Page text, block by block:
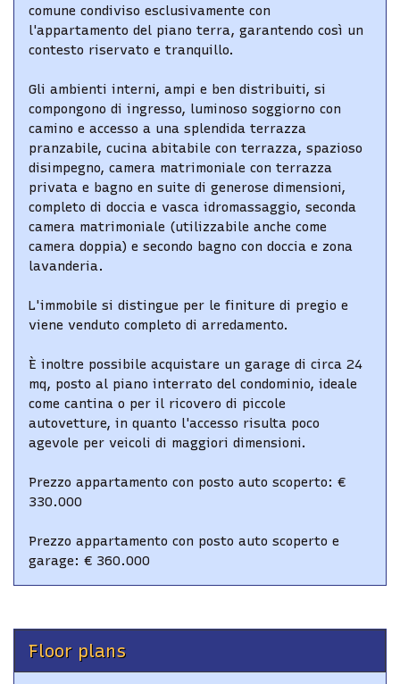
comune condiviso esclusivamente con
l'appartamento del piano terra, garantendo così un
contesto riservato e tranquillo.
Gli ambienti interni, ampi e ben distribuiti, si
compongono di ingresso, luminoso soggiorno con
camino e accesso a una splendida terrazza
pranzabile, cucina abitabile con terrazza, spazioso
disimpegno, camera matrimoniale con terrazza
privata e bagno en suite di generose dimensioni,
completo di doccia e vasca idromassaggio, seconda
camera matrimoniale (utilizzabile anche come
camera doppia) e secondo bagno con doccia e zona
lavanderia.
L'immobile si distingue per le finiture di pregio e
viene venduto completo di arredamento.
È inoltre possibile acquistare un garage di circa 24
mq, posto al piano interrato del condominio, ideale
come cantina o per il ricovero di piccole
autovetture, in quanto l'accesso risulta poco
agevole per veicoli di maggiori dimensioni.
Prezzo appartamento con posto auto scoperto: €
330.000
Prezzo appartamento con posto auto scoperto e
garage: € 360.000
Floor plans